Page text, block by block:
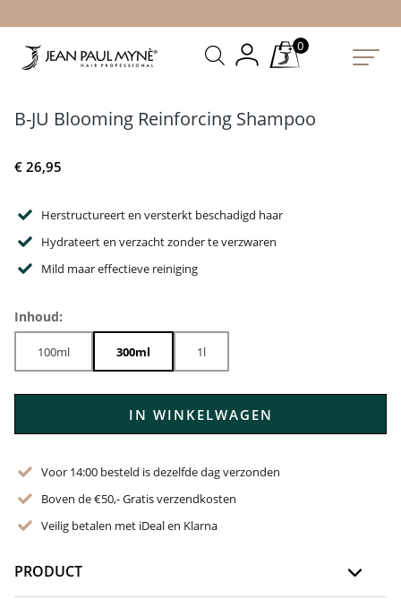
0
B-JU Blooming Reinforcing Shampoo
€ 26,95
Herstructureert en versterkt beschadigd haar
Hydrateert en verzacht zonder te verzwaren
Mild maar effectieve reiniging
Inhoud:
100ml 300ml 1l
IN WINKELWAGEN
Voor 14:00 besteld is dezelfde dag verzonden
Boven de €50,- Gratis verzendkosten
Veilig betalen met iDeal en Klarna
PRODUCT